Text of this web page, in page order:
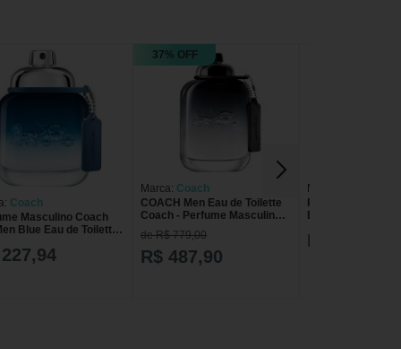
Coach
Masculino Coach
Blue Eau de Toilette
37% OFF
Marca: Coach
COACH Men Eau de Toilette
Coach - Perfume Masculino
100ml
de R$ 779,00
R$ 487,90
Marca:
Perfume
Blue Eau de
R$ 443,98